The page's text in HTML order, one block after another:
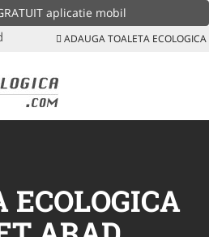
aplicatie mobil
ADAUGA TOALETA ECOLOGICA
ECOLOGICA